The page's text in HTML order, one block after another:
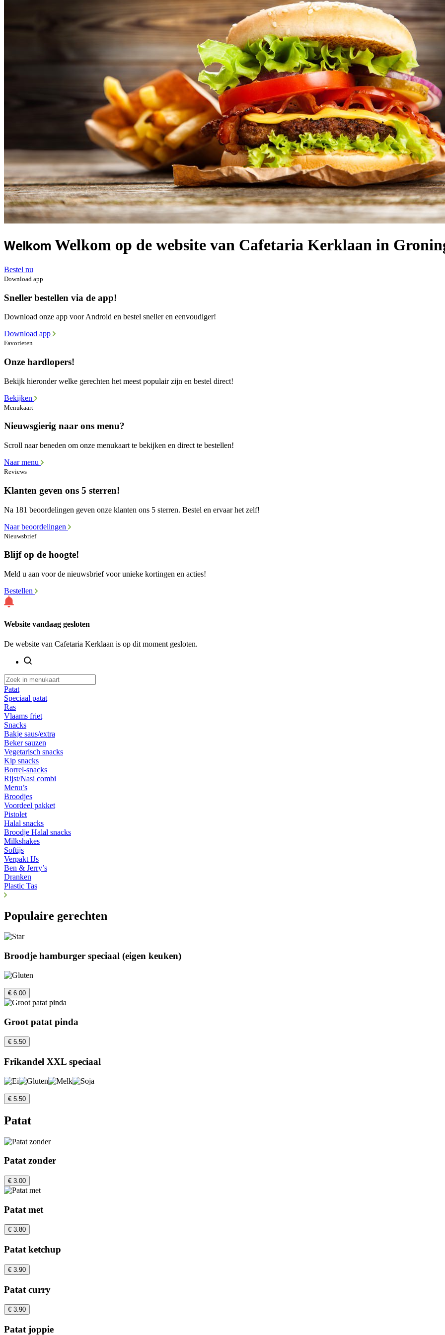
Welkom Welkom op de website van Cafetaria Kerklaan in
Bestel nu
Download app
Sneller bestellen via de app!
Download onze app voor Android en bestel sneller en eenvoudiger!
Download app
Favorieten
Onze hardlopers!
Bekijk hieronder welke gerechten het meest populair zijn en bestel direct!
Bekijken
Menukaart
Nieuwsgierig naar ons menu?
Scroll naar beneden om onze menukaart te bekijken en direct te bestellen!
Naar menu
Reviews
Klanten geven ons 5 sterren!
Na 181 beoordelingen geven onze klanten ons 5 sterren. Bestel en ervaar het zelf!
Naar beoordelingen
Nieuwsbrief
Blijf op de hoogte!
Meld u aan voor de nieuwsbrief voor unieke kortingen en acties!
Bestellen
Website vandaag gesloten
De website van Cafetaria Kerklaan is op dit moment gesloten.
Patat
Speciaal patat
Ras
Vlaams friet
Snacks
Bakje saus/extra
Beker sauzen
Vegetarisch snacks
Kip snacks
Borrel-snacks
Rijst/Nasi combi
Menu’s
Broodjes
Voordeel pakket
Pistolet
Halal snacks
Broodje Halal snacks
Milkshakes
Softijs
Verpakt IJs
Ben & Jerry’s
Dranken
Plastic Tas
Populaire gerechten
Broodje hamburger speciaal (eigen keuken)
€ 6.00
Groot patat pinda
€ 5.50
Frikandel XXL speciaal
€ 5.50
Patat
Patat zonder
€ 3.00
Patat met
€ 3.80
Patat ketchup
€ 3.90
Patat curry
€ 3.90
Patat joppie